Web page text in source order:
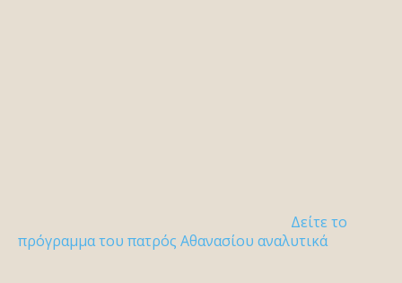
Δείτε το
πρόγραμμα του πατρός Αθανασίου αναλυτικά